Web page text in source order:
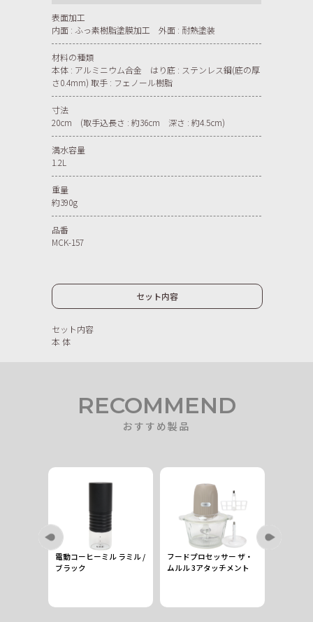
表面加工
内面 : ふっ素樹脂塗膜加工 外面 : 耐熱塗装
材料の種類
本体 : アルミニウム合金 はり底 : ステンレス鋼(底の厚
さ0.4mm) 取手 : フェノール樹脂
寸法
20cm (取手込長さ : 約36cm 深さ : 約4.5cm)
満水容量
1.2L
重量
約390g
品番
MCK-157
セット内容
セット内容
本 体
RECOMMEND
おすすめ製品
電動コーヒーミル ラミル /
ブラック
フードプロセッサー ザ・
ムルル 3アタッチメント